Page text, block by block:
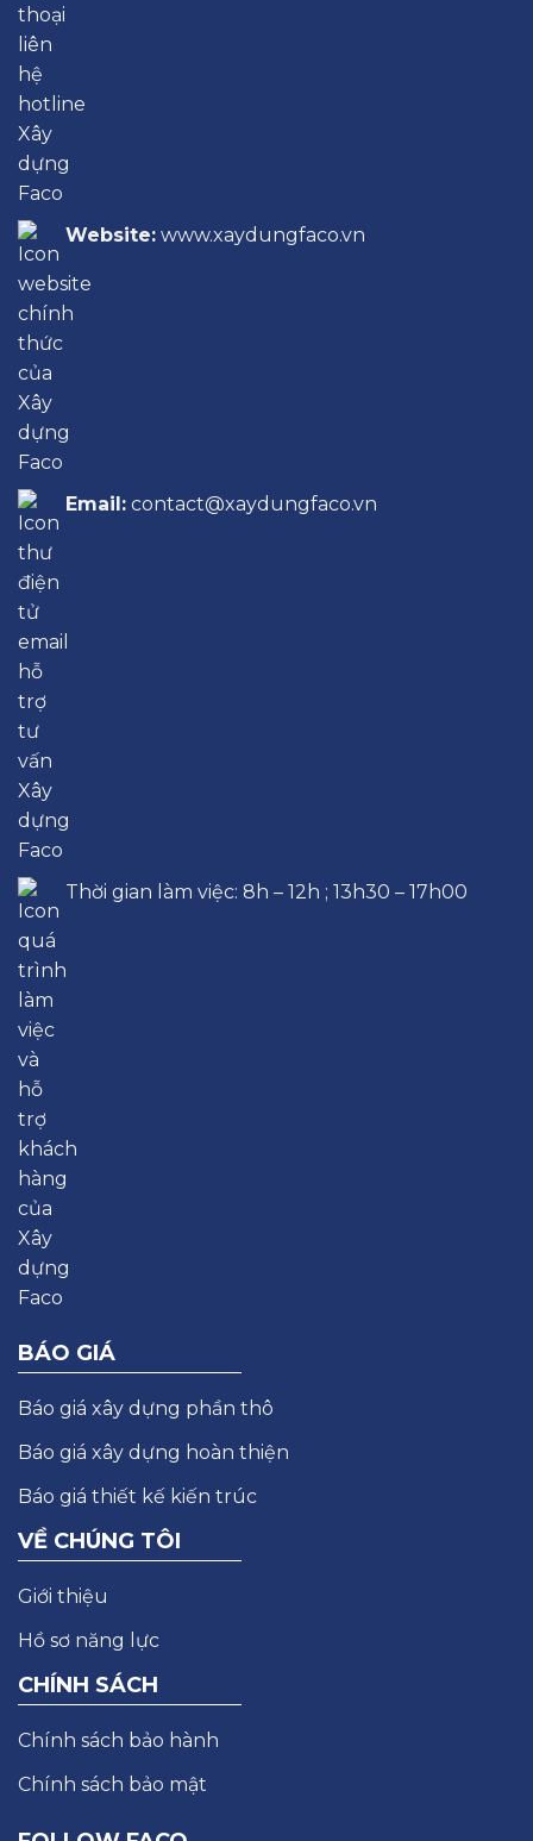
Website: www.xaydungfaco.vn
Email: contact@xaydungfaco.vn
Thời gian làm việc: 8h – 12h ; 13h30 – 17h00
BÁO GIÁ
Báo giá xây dựng phần thô
Báo giá xây dựng hoàn thiện
Báo giá thiết kế kiến trúc
VỀ CHÚNG TÔI
Giới thiệu
Hồ sơ năng lực
CHÍNH SÁCH
Chính sách bảo hành
Chính sách bảo mật